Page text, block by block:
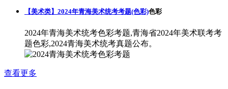
【美术类】2024年青海美术统考考题(色彩)色彩
2024年青海美术统考色彩考题,青海省2024年美术联考考
题色彩,2024青海美术统考真题公布。
查看更多